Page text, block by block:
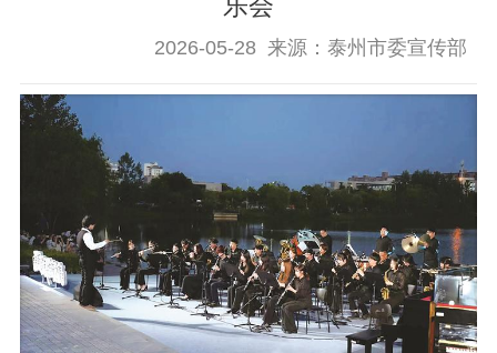
告
政策法规
理论武装
理论学习 宣传宣讲 研究阐释
哲学社科
社科强省 工作通知
成果集萃
2026-05-28 来源：泰州市委宣传部